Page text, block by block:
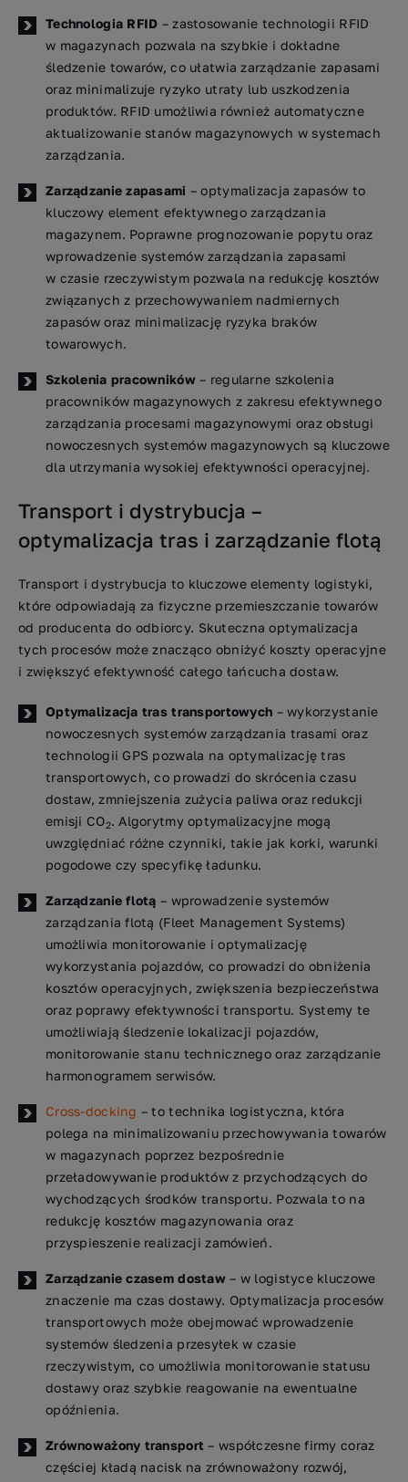
Technologia RFID – zastosowanie technologii RFID
w magazynach pozwala na szybkie i dokładne
śledzenie towarów, co ułatwia zarządzanie zapasami
oraz minimalizuje ryzyko utraty lub uszkodzenia
produktów. RFID umożliwia również automatyczne
aktualizowanie stanów magazynowych w systemach
zarządzania.
Zarządzanie zapasami – optymalizacja zapasów to
kluczowy element efektywnego zarządzania
magazynem. Poprawne prognozowanie popytu oraz
wprowadzenie systemów zarządzania zapasami
w czasie rzeczywistym pozwala na redukcję kosztów
związanych z przechowywaniem nadmiernych
zapasów oraz minimalizację ryzyka braków
towarowych.
Szkolenia pracowników– regularne szkolenia
pracowników magazynowych z zakresu efektywnego
zarządzania procesami magazynowymi oraz obsługi
nowoczesnych systemów magazynowych są kluczowe
dla utrzymania wysokiej efektywności operacyjnej.
Transport i dystrybucja –
optymalizacja tras i zarządzanie flotą
Transport i dystrybucja to kluczowe elementy logistyki,
które odpowiadają za fizyczne przemieszczanie towarów
od producenta do odbiorcy. Skuteczna optymalizacja
tych procesów może znacząco obniżyć koszty operacyjne
i zwiększyć efektywność całego łańcucha dostaw.
Optymalizacja tras transportowych – wykorzystanie
nowoczesnych systemów zarządzania trasami oraz
technologii GPS pozwala na optymalizację tras
transportowych, co prowadzi do skrócenia czasu
dostaw, zmniejszenia zużycia paliwa oraz redukcji
emisji CO2. Algorytmy optymalizacyjne mogą
uwzględniać różne czynniki, takie jak korki, warunki
pogodowe czy specyfikę ładunku.
Zarządzanie flotą– wprowadzenie systemów
zarządzania flotą (Fleet Management Systems)
umożliwia monitorowanie i optymalizację
wykorzystania pojazdów, co prowadzi do obniżenia
kosztów operacyjnych, zwiększenia bezpieczeństwa
oraz poprawy efektywności transportu. Systemy te
umożliwiają śledzenie lokalizacji pojazdów,
monitorowanie stanu technicznego oraz zarządzanie
harmonogramem serwisów.
Cross-docking – to technika logistyczna, która
polega na minimalizowaniu przechowywania towarów
w magazynach poprzez bezpośrednie
przeładowywanie produktów z przychodzących do
wychodzących środków transportu. Pozwala to na
redukcję kosztów magazynowania oraz
przyspieszenie realizacji zamówień.
Zarządzanie czasem dostaw– w logistyce kluczowe
znaczenie ma czas dostawy. Optymalizacja procesów
transportowych może obejmować wprowadzenie
systemów śledzenia przesyłek w czasie
rzeczywistym, co umożliwia monitorowanie statusu
dostawy oraz szybkie reagowanie na ewentualne
opóźnienia.
Zrównoważony transport– współczesne firmy coraz
częściej kładą nacisk na zrównoważony rozwój,